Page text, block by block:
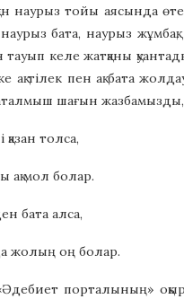
наурыз тойы аясында
бата, наурыз
тауып келе жатқаны
ақ тілек пен ақ бата
шағын
толса,
ақ мол болар.
бата алса,
жолың оң болар.
порталының»